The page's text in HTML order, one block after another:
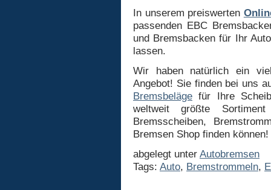
In unserem preiswerten
passenden EBC
und Bremsbacken für Ihr
lassen.
Wir haben natürlich ein
Angebot! Sie finden bei uns
Bremsbeläge für Ihre
weltweit größte
Bremsscheiben,
Bremsen Shop finden können!
abgelegt unter Autobremsen
Tags: Auto, Bremstrommeln,